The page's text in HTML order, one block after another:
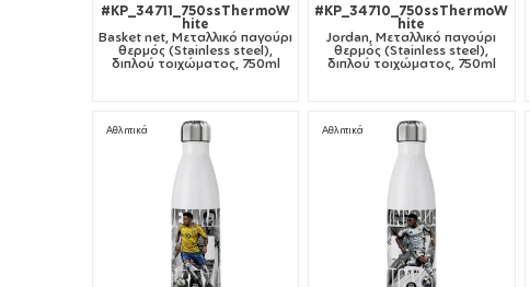
#KP_34711_750ssThermoW
hite
Basket net, Μεταλλικό παγούρι
θερμός (Stainless steel),
διπλού τοιχώματος, 750ml
#KP_34710_750ssThermoW
hite
Jordan, Μεταλλικό παγούρι
θερμός (Stainless steel),
διπλού τοιχώματος, 750ml
Αθλητικά Αθλητικά